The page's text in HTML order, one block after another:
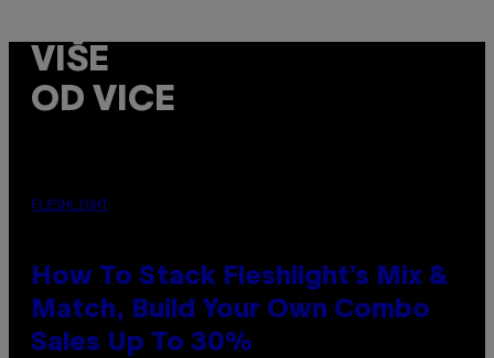
VIŠE
OD VICE
FLESHLIGHT
How To Stack Fleshlight’s Mix &
Match, Build Your Own Combo
Sales Up To 30%